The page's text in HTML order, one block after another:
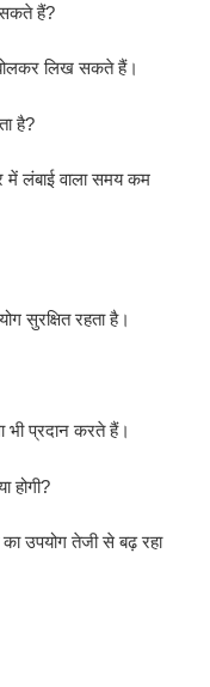
सकते हैं?
लिख सकते हैं।
है?
में लंबाई वाला समय कम
सुरक्षित रहता है।
भी प्रदान करते हैं।
होगी?
उपयोग तेजी से बढ़ रहा